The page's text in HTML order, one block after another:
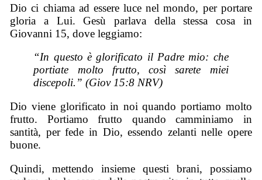
Dio ci chiama ad essere luce nel mondo, per portare
gloria a Lui. Gesù parlava della stessa cosa in
Giovanni 15, dove leggiamo:
“In questo è glorificato il Padre mio: che
portiate molto frutto, così sarete miei
discepoli.” (Giov 15:8 NRV)
Dio viene glorificato in noi quando portiamo molto
frutto. Portiamo frutto quando camminiamo in
santità, per fede in Dio, essendo zelanti nelle opere
buone.
Quindi, mettendo insieme questi brani, possiamo